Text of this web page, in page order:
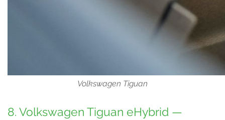
Volkswagen Tiguan
8. Volkswagen Tiguan eHybrid —